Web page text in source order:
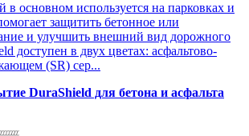
в основном используется на парковках и
защитить бетонное или
и улучшить внешний вид дорожного
доступен в двух цветах: асфальтово-
(SR) сер...
DuraShield для бетона и асфальта